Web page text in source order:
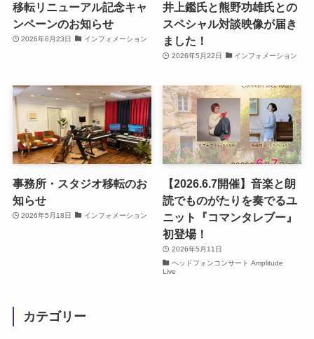
移転リニューアル記念キャ
ンペーンのお知らせ
2026年6月23日 インフォメーション
井上鑑氏と熊野功雄氏との
スペシャル対談映像が届き
ました！
2026年5月22日 インフォメーション
事務所・スタジオ移転のお
知らせ
2026年5月18日 インフォメーション
【2026.6.7開催】音楽と朗
読でものがたりを奏でるユ
ニット『コマンタレブー』
初登場！
2026年5月11日
ヘッドフォンコンサート Amplitude
Live
カテゴリー